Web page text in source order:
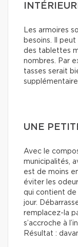
Les armoires
besoins. Il peut
des tablettes
nombres. Par
tasses serait
UNE
Avec le
municipalités,
est de moins
éviter les
qui contient de
jour.
remplacez-la
s’accroche à
Résultat :